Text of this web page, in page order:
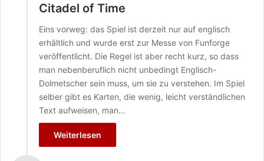
Citadel of Time
Eins vorweg: das Spiel ist derzeit nur auf englisch
erhältlich und wurde erst zur Messe von Funforge
veröffentlicht. Die Regel ist aber recht kurz, so dass
man nebenberuflich nicht unbedingt Englisch-
Dolmetscher sein muss, um sie zu verstehen. Im Spiel
selber gibt es Karten, die wenig, leicht verständlichen
Text aufweisen, man…
Weiterlesen